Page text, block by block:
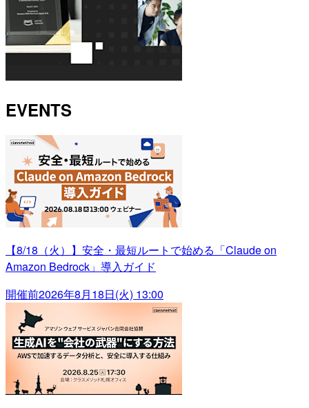
EVENTS
【8/18（火）】安全・最短ルートで始める「Claude on
Amazon Bedrock」導入ガイド
開催前2026年8月18日(火) 13:00